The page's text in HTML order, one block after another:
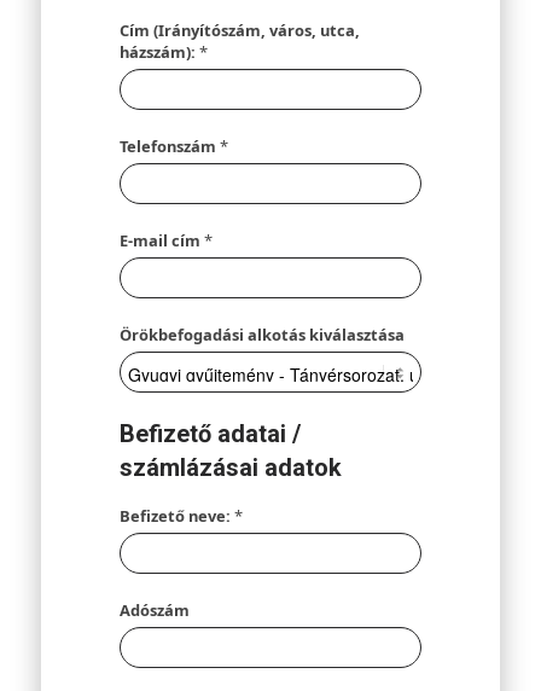
Cím (Irányítószám, város, utca,
házszám): *
Telefonszám *
E-mail cím *
Örökbefogadási alkotás kiválasztása
Befizető adatai /
számlázásai adatok
Befizető neve: *
Adószám